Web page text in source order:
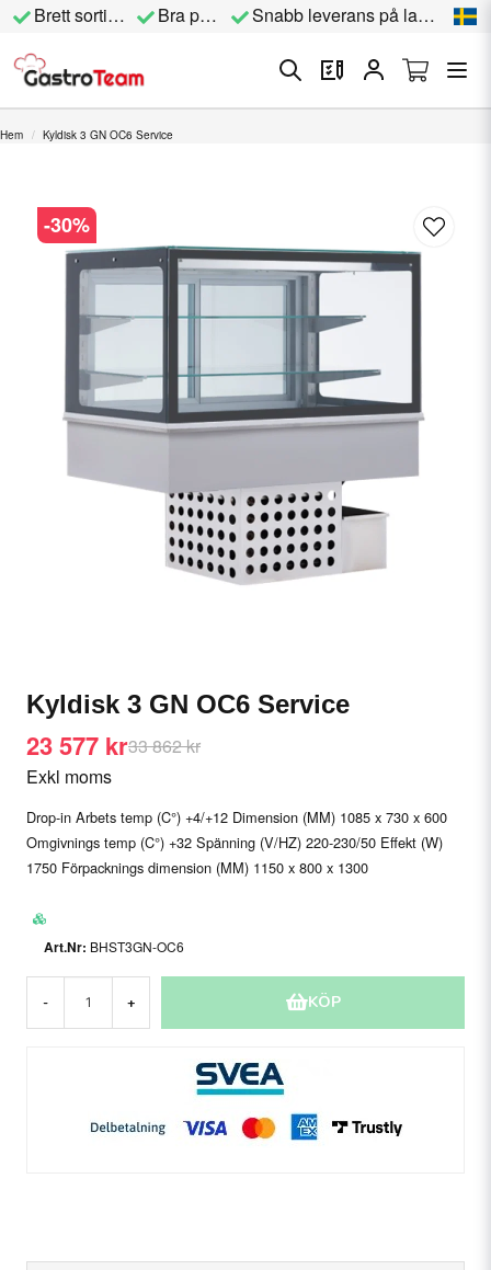
Brett sortiment Bra priser Snabb leverans på lagervara
Hem Kyldisk 3 GN OC6 Service
-30%
Kyldisk 3 GN OC6 Service
33 862 kr
23 577 kr
Exkl moms
Drop-in Arbets temp (C°) +4/+12 Dimension (MM) 1085 x 730 x 600
Omgivnings temp (C°) +32 Spänning (V/HZ) 220-230/50 Effekt (W)
1750 Förpacknings dimension (MM) 1150 x 800 x 1300
BHST3GN-OC6
- + KÖP